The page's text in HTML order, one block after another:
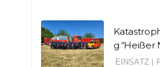
g “Heißer
EINSATZ